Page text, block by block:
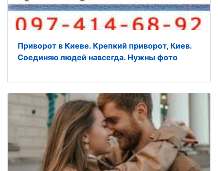
Приворот в Киеве. Крепкий приворот, Киев.
Соединяю людей навсегда. Нужны фото